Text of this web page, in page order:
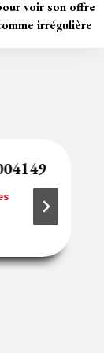
dl
y
voir son offre
irrégulière